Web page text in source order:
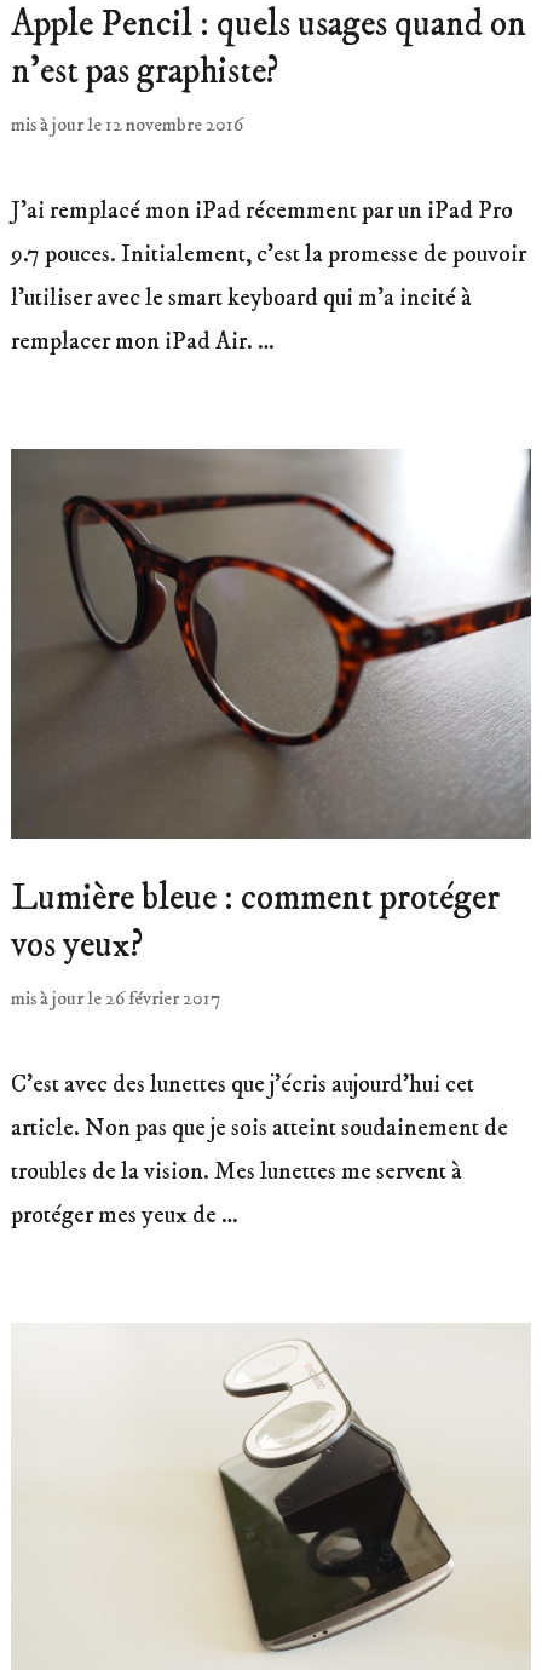
Apple Pencil : quels usages quand on
n’est pas graphiste?
mis à jour le12 novembre 2016
J’ai remplacé mon iPad récemment par un iPad Pro
9.7 pouces. Initialement, c’est la promesse de pouvoir
l’utiliser avec le smart keyboard qui m’a incité à
remplacer mon iPad Air. …
Lumière bleue : comment protéger
vos yeux?
mis à jour le 26 février 2017
C’est avec des lunettes que j’écris aujourd’hui cet
article. Non pas que je sois atteint soudainement de
troubles de la vision. Mes lunettes me servent à
protéger mes yeux de …